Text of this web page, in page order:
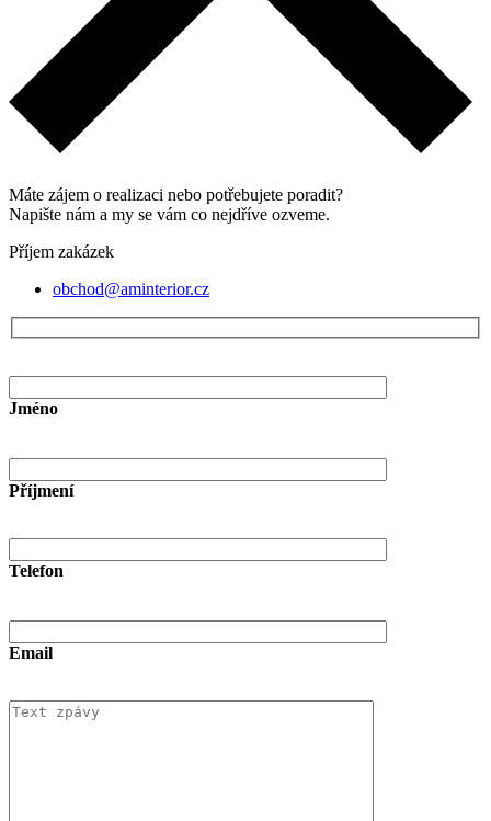
Máte zájem o realizaci nebo potřebujete poradit?
Napište nám a my se vám co nejdříve ozveme.
Příjem zakázek
obchod@aminterior.cz
Jméno
Příjmení
Telefon
Email